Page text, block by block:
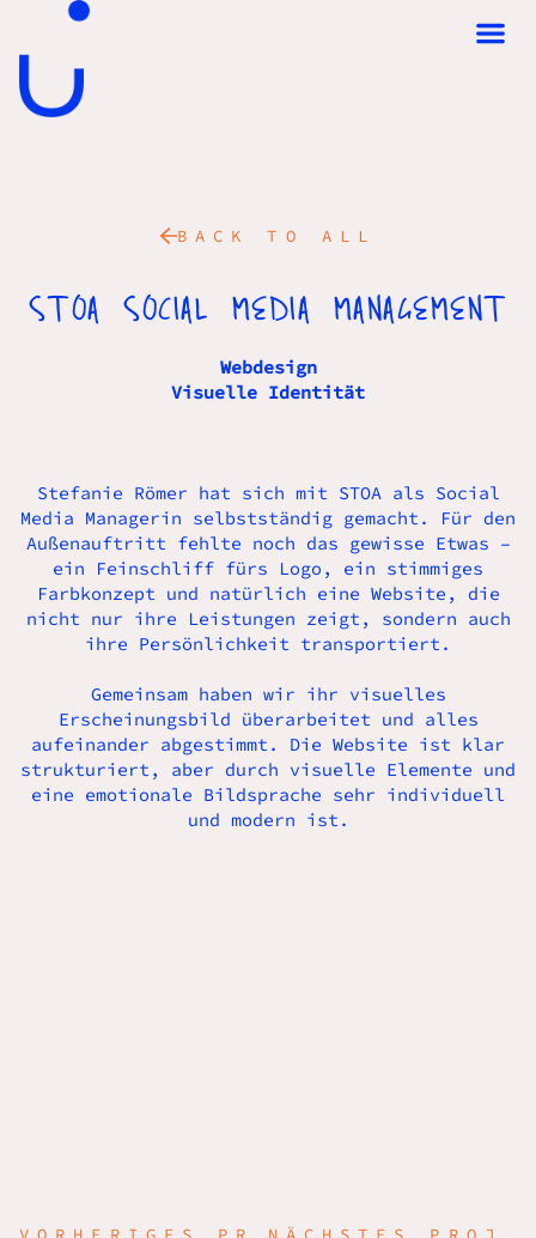
BACK TO ALL
STOA SOCIAL MEDIA MANAGEMENT
Webdesign
Visuelle Identität
Stefanie Römer hat sich mit STOA als Social
Media Managerin selbstständig gemacht. Für den
Außenauftritt fehlte noch das gewisse Etwas –
ein Feinschliff fürs Logo, ein stimmiges
Farbkonzept und natürlich eine Website, die
nicht nur ihre Leistungen zeigt, sondern auch
ihre Persönlichkeit transportiert.
Gemeinsam haben wir ihr visuelles
Erscheinungsbild überarbeitet und alles
aufeinander abgestimmt. Die Website ist klar
strukturiert, aber durch visuelle Elemente und
eine emotionale Bildsprache sehr individuell
und modern ist.